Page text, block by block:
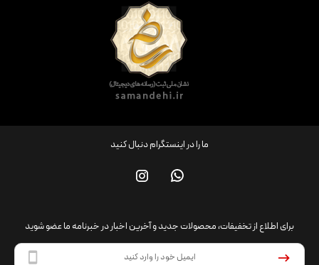
ما را در اینستگرام دنبال کنید
برای اطلاع از تخفیفات، محصولات جدید و آخرین اخبار در خبرنامه ما عضو شوید